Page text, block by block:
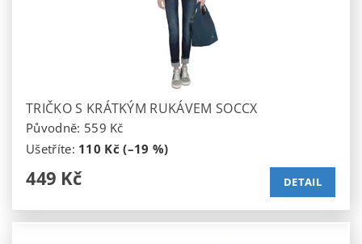
TRIČKO S KRÁTKÝM RUKÁVEM SOCCX
Původně: 559 Kč
Ušetříte: 110 Kč (–19 %)
449 Kč DETAIL